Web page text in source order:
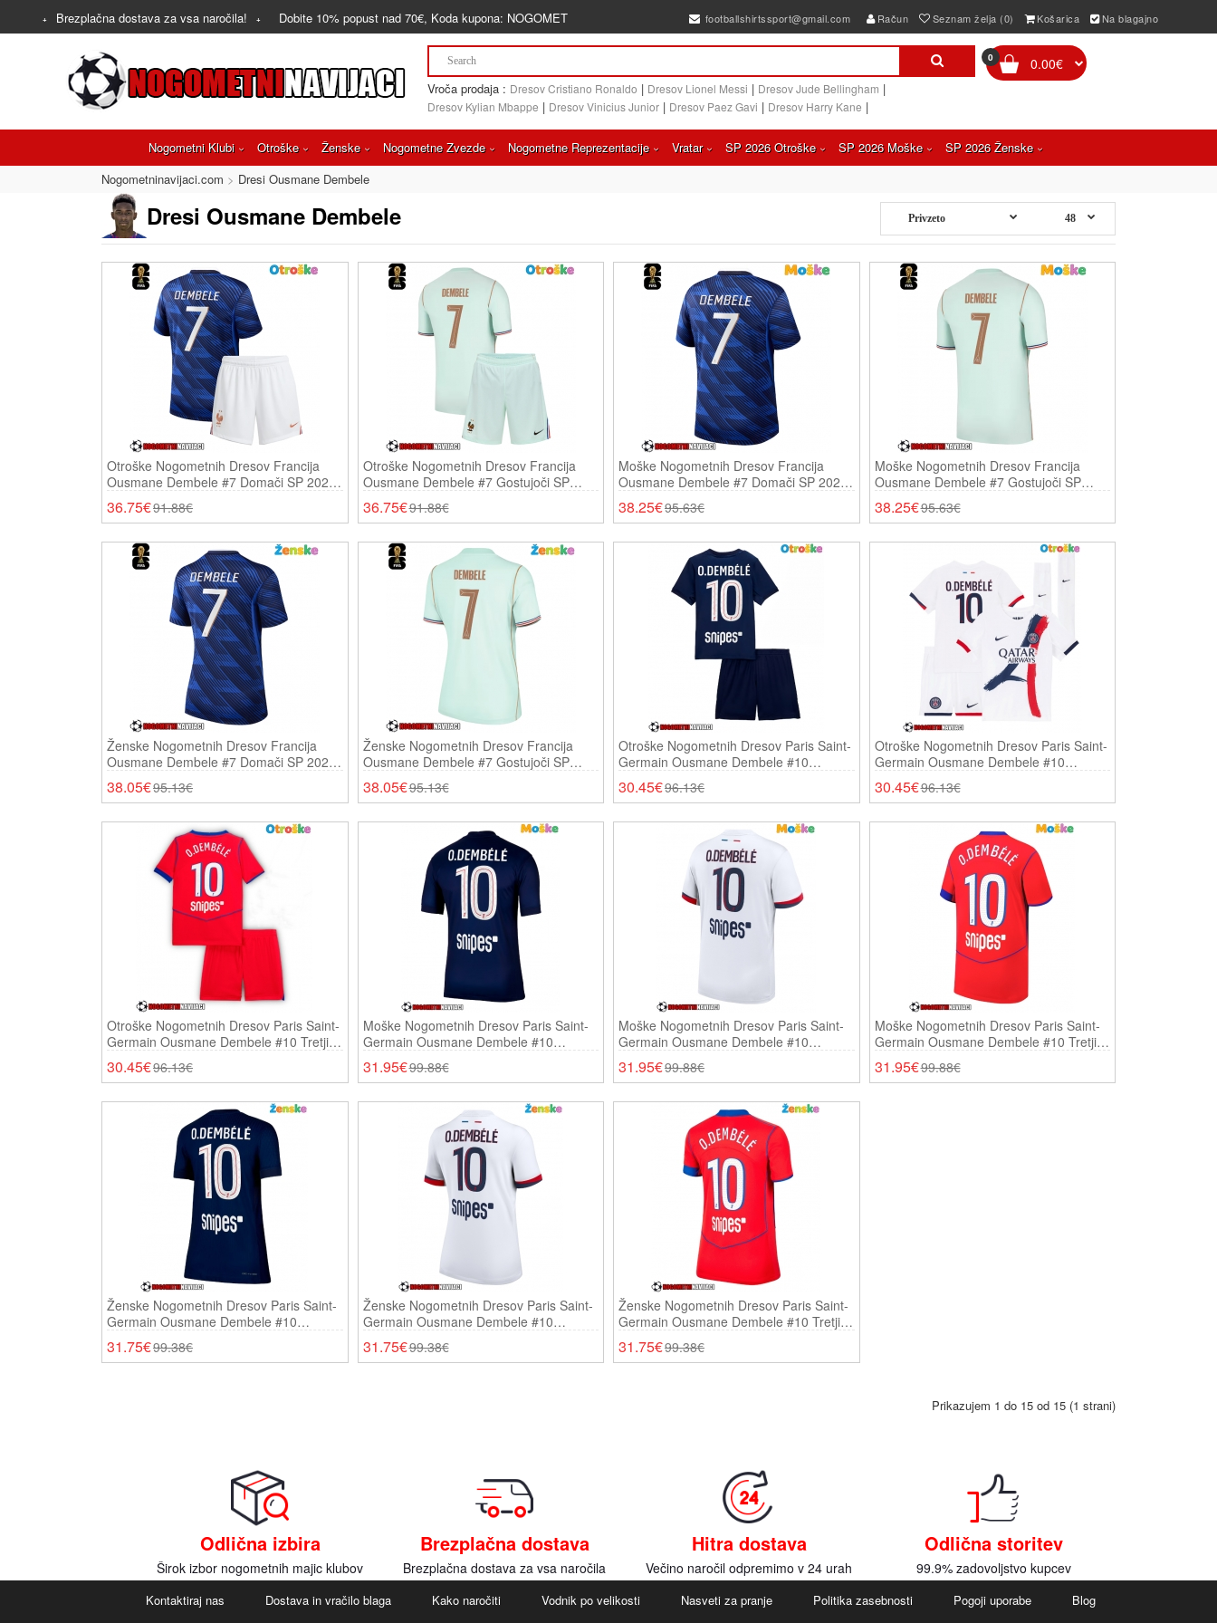
Brezplačna dostava za vsa naročila! Dobite 10% popust nad 70€, Koda kupona: NOGOMET footballshirtssport@gmail.com Račun Seznam želja (0) Košarica Na blagajno
Vroča prodaja : Dresov Cristiano Ronaldo | Dresov Lionel Messi | Dresov Jude Bellingham |
Dresov Kylian Mbappe | Dresov Vinicius Junior | Dresov Paez Gavi | Dresov Harry Kane |
0 0.00€
Nogometni Klubi Otroške Ženske Nogometne Zvezde Nogometne Reprezentacije Vratar SP 2026 Otroške SP 2026 Moške
SP 2026 Ženske
Nogometninavijaci.com
Dresi Ousmane Dembele
Dresi Ousmane Dembele
Otroške Nogometnih Dresov Francija
Ousmane Dembele #7 Domači SP 2026
Kratki Rokavi (+ Hlače)
36.75€91.88€
Otroške Nogometnih Dresov Francija
Ousmane Dembele #7 Gostujoči SP
2026 Kratki Rokavi (+ Hlače)
36.75€91.88€
Moške Nogometnih Dresov Francija
Ousmane Dembele #7 Domači SP 2026
Kratki Rokavi
38.25€95.63€
Moške Nogometnih Dresov Francija
Ousmane Dembele #7 Gostujoči SP
2026 Kratki Rokavi
38.25€95.63€
Ženske Nogometnih Dresov Francija
Ousmane Dembele #7 Domači SP 2026
Kratki Rokavi
38.05€95.13€
Ženske Nogometnih Dresov Francija
Ousmane Dembele #7 Gostujoči SP
2026 Kratki Rokavi
38.05€95.13€
Otroške Nogometnih Dresov Paris Saint-
Germain Ousmane Dembele #10
Domači 2025-26 Kratki Rokavi (+ Hlače)
30.45€96.13€
Otroške Nogometnih Dresov Paris Saint-
Germain Ousmane Dembele #10
Gostujoči 2025-26 Kratki Rokavi (+
Hlače)
30.45€96.13€
Otroške Nogometnih Dresov Paris Saint-
Germain Ousmane Dembele #10 Tretji
2025-26 Kratki Rokavi (+ Hlače)
30.45€96.13€
Moške Nogometnih Dresov Paris Saint-
Germain Ousmane Dembele #10
Domači 2025-26 Kratki Rokavi
31.95€99.88€
Moške Nogometnih Dresov Paris Saint-
Germain Ousmane Dembele #10
Gostujoči 2025-26 Kratki Rokavi
31.95€99.88€
Moške Nogometnih Dresov Paris Saint-
Germain Ousmane Dembele #10 Tretji
2025-26 Kratki Rokavi
31.95€99.88€
Ženske Nogometnih Dresov Paris Saint-
Germain Ousmane Dembele #10
Domači 2025-26 Kratki Rokavi
31.75€99.38€
Ženske Nogometnih Dresov Paris Saint-
Germain Ousmane Dembele #10
Gostujoči 2025-26 Kratki Rokavi
31.75€99.38€
Ženske Nogometnih Dresov Paris Saint-
Germain Ousmane Dembele #10 Tretji
2025-26 Kratki Rokavi
31.75€99.38€
Prikazujem 1 do 15 od 15 (1 strani)
Odlična izbira
Širok izbor nogometnih majic klubov
Brezplačna dostava
Brezplačna dostava za vsa naročila
Hitra dostava
Večino naročil odpremimo v 24 urah
Odlična storitev
99.9% zadovoljstvo kupcev
Kontaktiraj nas Dostava in vračilo blaga Kako naročiti Vodnik po velikosti Nasveti za pranje Politika zasebnosti Pogoji uporabe Blog